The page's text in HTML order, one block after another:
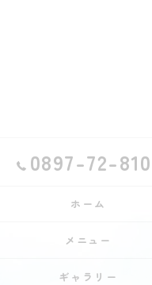
0897-72-
ホーム
メニュー
ギャラリー